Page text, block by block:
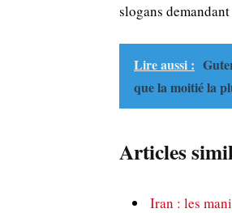
slogans
Lire aussi :
que la moitié la
Articles
Iran : les